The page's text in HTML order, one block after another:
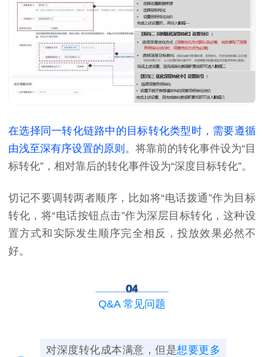
在选择同一转化链路中的目标转化类型时，需要遵循
由浅至深有序设置的原则。 将靠前的转化事件设为“目
标转化”，相对靠后的转化事件设为“深度目标转化”。
切记不要调转两者顺序，比如将“电话拨通”作为目标
转化，将“电话按钮点击”作为深层目标转化，这种设
置方式和实际发生顺序完全相反，投放效果必然不
好。
04
Q&A 常见问题
对深度转化成本满意，但是想要更多